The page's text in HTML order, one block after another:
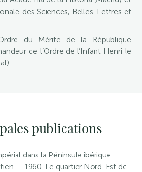
des Sciences, Belles-Lettres et
du Mérite de la République
de l’Ordre de l’Infant Henri le
publications
dans la Péninsule ibérique
– 1960. Le quartier Nord-Est de